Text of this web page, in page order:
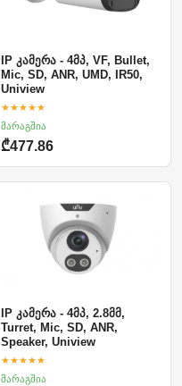
IP კამერა - 4მპ, VF, Bullet,
Mic, SD, ANR, UMD, IR50,
Uniview
★★★★★
მარაგშია
₾477.86
IP კამერა - 4მპ, 2.8მმ,
Turret, Mic, SD, ANR,
Speaker, Uniview
★★★★★
მარაგშია